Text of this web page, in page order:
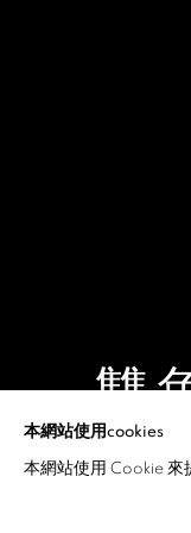
雙
本網站使用cookies
本網站使用 Cookie 來